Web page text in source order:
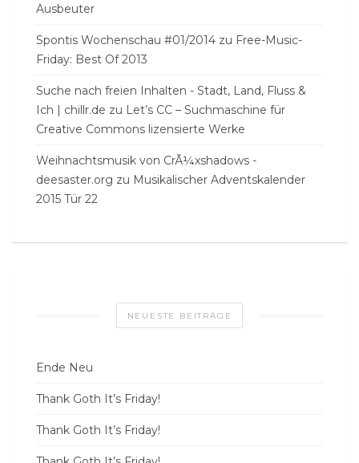
Ausbeuter
Spontis Wochenschau #01/2014 zu Free-Music-
Friday: Best Of 2013
Suche nach freien Inhalten - Stadt, Land, Fluss &
Ich | chillr.de zu Let’s CC – Suchmaschine für
Creative Commons lizensierte Werke
Weihnachtsmusik von CrÃ¼xshadows -
deesaster.org zu Musikalischer Adventskalender
2015 Tür 22
NEUESTE BEITRÄGE
Ende Neu
Thank Goth It’s Friday!
Thank Goth It’s Friday!